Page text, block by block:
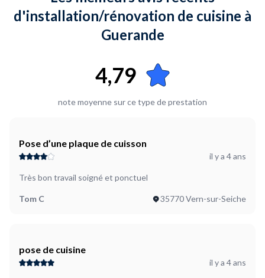
d'installation/rénovation de cuisine à
Guerande
4,79
note moyenne sur ce type de prestation
Pose d’une plaque de cuisson
il y a 4 ans
Très bon travail soigné et ponctuel
Tom C 35770 Vern-sur-Seiche
pose de cuisine
il y a 4 ans